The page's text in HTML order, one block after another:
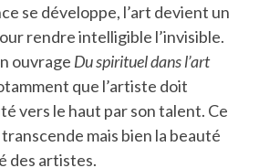
se développe, l’art devient un
rendre intelligible l’invisible.
ouvrage Du spirituel dans l’art
que l’artiste doit
vers le haut par son talent. Ce
mais bien la beauté
des artistes.